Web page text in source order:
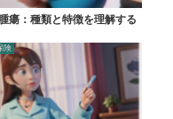
瘍：種類と特徴を理解する
険